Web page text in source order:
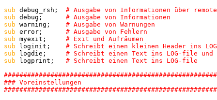
sub debug_rsh;
sub debug;
sub warning;
sub error;
sub myexit;
sub loginit;
sub logdie;
sub logprint;
### Voreinstellungen